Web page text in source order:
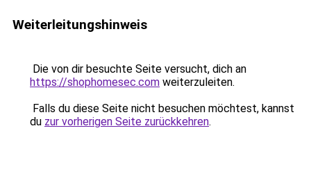
Weiterleitungshinweis
Die von dir besuchte Seite versucht, dich an
https://shophomesec.com weiterzuleiten.
Falls du diese Seite nicht besuchen möchtest, kannst
du zur vorherigen Seite zurückkehren.